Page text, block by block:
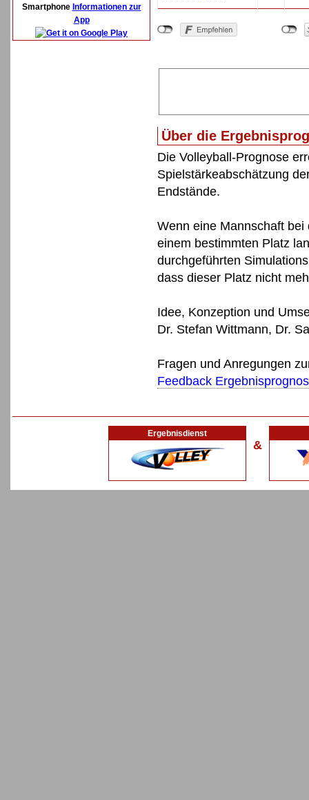
Smartphone Informationen zur
App
Über die
Die Volleyball-Prognose
Spielstärkeabschätzung
Endstände.
Wenn eine Mannschaft
einem bestimmten Platz
durchgeführten
dass dieser Platz nicht
Idee, Konzeption und
Dr. Stefan Wittmann, Dr.
Fragen und Anregungen
Feedback
Ergebnisdienst
&